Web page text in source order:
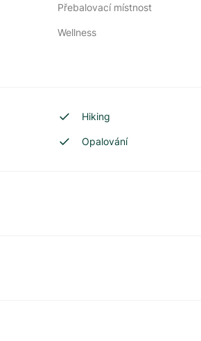
Přebalovací místnost
Wellness
Hiking
Opalování